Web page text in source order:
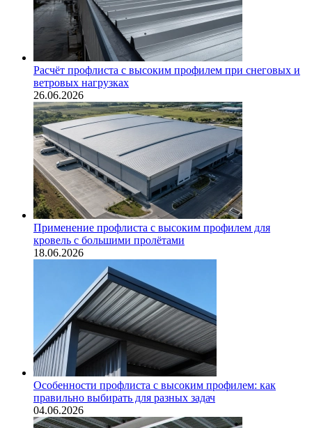
Расчёт профлиста с высоким профилем при снеговых и
ветровых нагрузках
26.06.2026
Применение профлиста с высоким профилем для
кровель с большими пролётами
18.06.2026
Особенности профлиста с высоким профилем: как
правильно выбирать для разных задач
04.06.2026